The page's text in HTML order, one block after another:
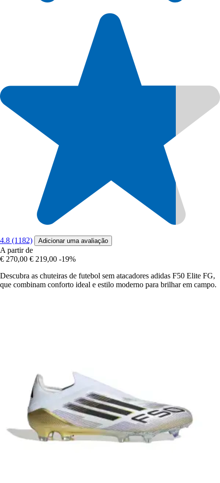
4.8 (1182) Adicionar uma avaliação
A partir de
€ 270,00 € 219,00 -19%
Descubra as chuteiras de futebol sem atacadores adidas F50 Elite FG,
que combinam conforto ideal e estilo moderno para brilhar em campo.